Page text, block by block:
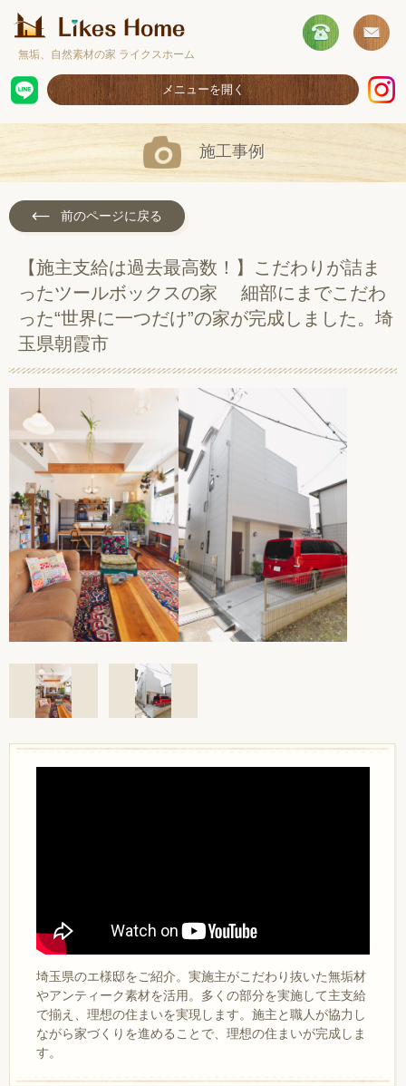
無垢、自然素材の家 ライクスホーム
メニューを開く
ホーム
コンセプト
施工事例
お客様の声
ショールームのご案内
採用情報
施工事例
前のページに戻る
【施主支給は過去最高数！】こだわりが詰ま
ったツールボックスの家 細部にまでこだわ
った“世界に一つだけ”の家が完成しました。埼
玉県朝霞市
埼玉県のエ様邸をご紹介。実施主がこだわり抜いた無垢材
やアンティーク素材を活用。多くの部分を実施して主支給
で揃え、理想の住まいを実現します。施主と職人が協力し
ながら家づくりを進めることで、理想の住まいが完成しま
す。